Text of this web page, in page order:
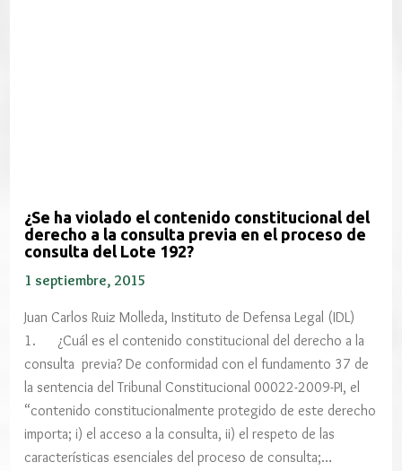
¿Se ha violado el contenido constitucional del
derecho a la consulta previa en el proceso de
consulta del Lote 192?
1 septiembre, 2015
Juan Carlos Ruiz Molleda, Instituto de Defensa Legal (IDL)
1. ¿Cuál es el contenido constitucional del derecho a la
consulta previa? De conformidad con el fundamento 37 de
la sentencia del Tribunal Constitucional 00022-2009-PI, el
“contenido constitucionalmente protegido de este derecho
importa; i) el acceso a la consulta, ii) el respeto de las
características esenciales del proceso de consulta;…